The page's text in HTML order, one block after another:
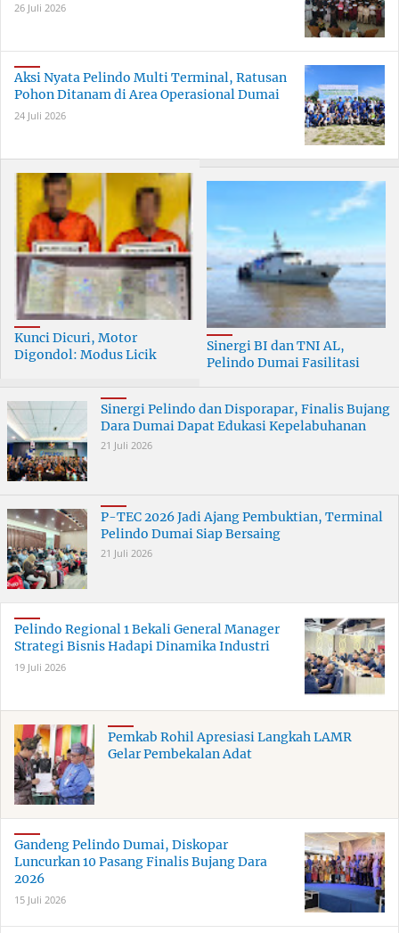
26 Juli 2026
Aksi Nyata Pelindo Multi Terminal, Ratusan
Pohon Ditanam di Area Operasional Dumai
24 Juli 2026
Kunci Dicuri, Motor
Digondol: Modus Licik
Terungkap
Sinergi BI dan TNI AL,
Pelindo Dumai Fasilitasi
Sinergi Pelindo dan Disporapar, Finalis Bujang
Dara Dumai Dapat Edukasi Kepelabuhanan
21 Juli 2026
P-TEC 2026 Jadi Ajang Pembuktian, Terminal
Pelindo Dumai Siap Bersaing
21 Juli 2026
Pelindo Regional 1 Bekali General Manager
Strategi Bisnis Hadapi Dinamika Industri
19 Juli 2026
Pemkab Rohil Apresiasi Langkah LAMR
Gelar Pembekalan Adat
Gandeng Pelindo Dumai, Diskopar
Luncurkan 10 Pasang Finalis Bujang Dara
2026
15 Juli 2026